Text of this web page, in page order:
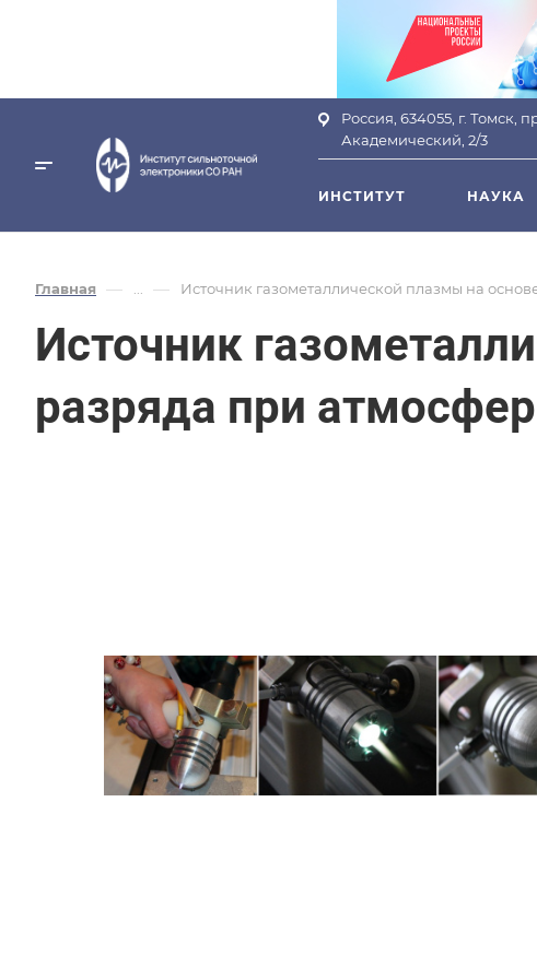
Россия, 634055, г. Томск,
Академический, 2/3
ИНСТИТУТ НАУКА
Главная — — Источник газометаллической плазмы на
Источник
разряда при